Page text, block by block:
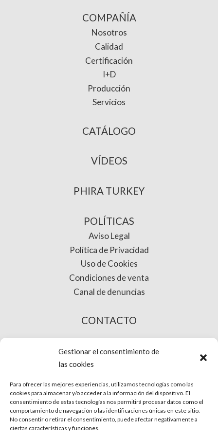
Gestionar el consentimiento de
las cookies
Para ofrecer las mejores experiencias, utilizamos tecnologías como las
cookies para almacenar y/o acceder a la información del dispositivo. El
consentimiento de estas tecnologías nos permitirá procesar datos como el
comportamiento de navegación o las identificaciones únicas en este sitio.
No consentir o retirar el consentimiento, puede afectar negativamente a
ciertas características y funciones.
COMPAÑÍA
Nosotros
Calidad
Certificación
I+D
Producción
Servicios
CATÁLOGO
VÍDEOS
PHIRA TURKEY
POLÍTICAS
Aviso Legal
Política de Privacidad
Uso de Cookies
Condiciones de venta
Canal de denuncias
CONTACTO
COMPRA ONLINE